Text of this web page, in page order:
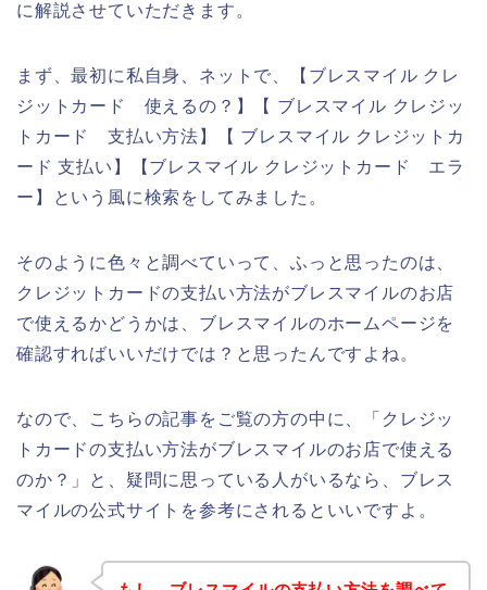
に解説させていただきます。
まず、最初に私自身、ネットで、【ブレスマイル クレ
ジットカード 使えるの？】【 ブレスマイル クレジッ
トカード 支払い方法】【 ブレスマイル クレジットカ
ード 支払い】【ブレスマイル クレジットカード エラ
ー】という風に検索をしてみました。
そのように色々と調べていって、ふっと思ったのは、
クレジットカードの支払い方法がブレスマイルのお店
で使えるかどうかは、ブレスマイルのホームページを
確認すればいいだけでは？と思ったんですよね。
なので、こちらの記事をご覧の方の中に、「クレジッ
トカードの支払い方法がブレスマイルのお店で使える
のか？」と、疑問に思っている人がいるなら、ブレス
マイルの公式サイトを参考にされるといいですよ。